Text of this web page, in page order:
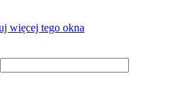
więcej tego okna